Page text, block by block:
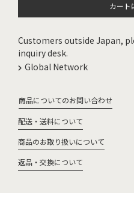
カート
Customers outside Japan,
inquiry desk.
Global Network
商品についてのお問い合わせ
配送・送料について
商品のお取り扱いについて
返品・交換について